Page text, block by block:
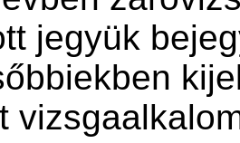
jegyük